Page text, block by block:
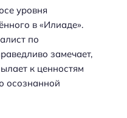
уровня
в «Илиаде».
по
замечает,
к ценностям
осознанной